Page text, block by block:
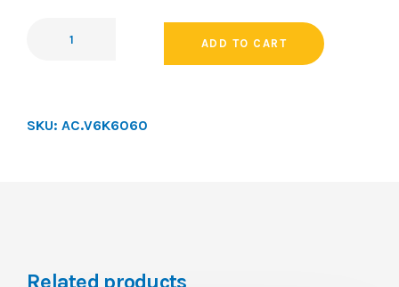
ADD TO CART
SKU: AC.V6K6060
Related products